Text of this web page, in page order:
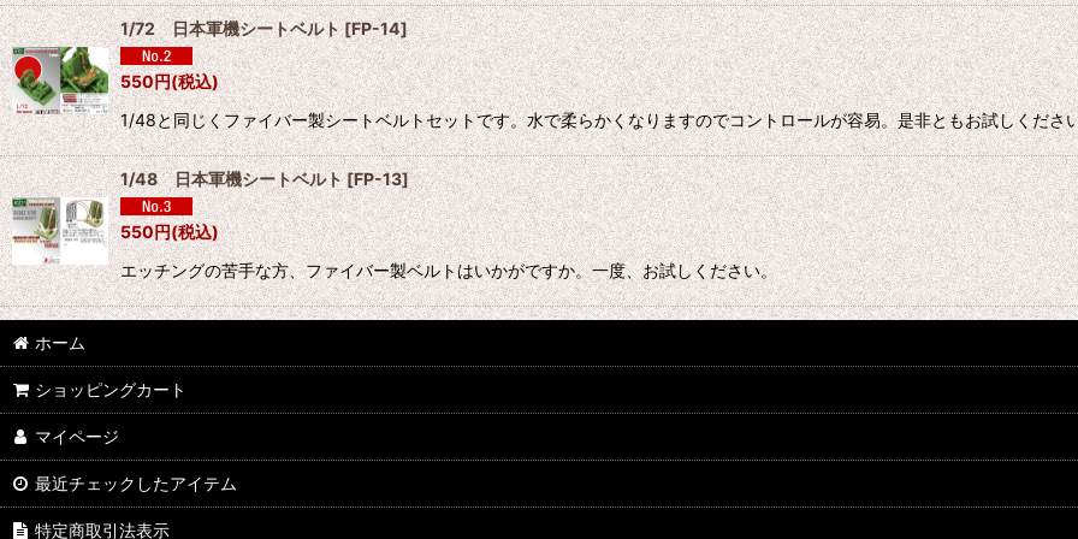
1/72 日本軍機シートベルト [FP-14]
550円(税込)
1/48と同じくファイバー製シートベルトセットです。水で柔らかくなりますのでコントロールが容易。是非ともお試しくださ
1/48 日本軍機シートベルト[FP-13]
550円(税込)
エッチングの苦手な方、ファイバー製ベルトはいかがですか。一度、お試しください。
ホーム
ショッピングカート
マイページ
最近チェックしたアイテム
特定商取引法表示